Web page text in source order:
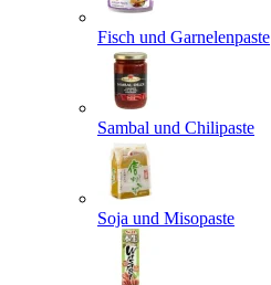
Fisch und Garnelenpaste
Sambal und Chilipaste
Soja und Misopaste